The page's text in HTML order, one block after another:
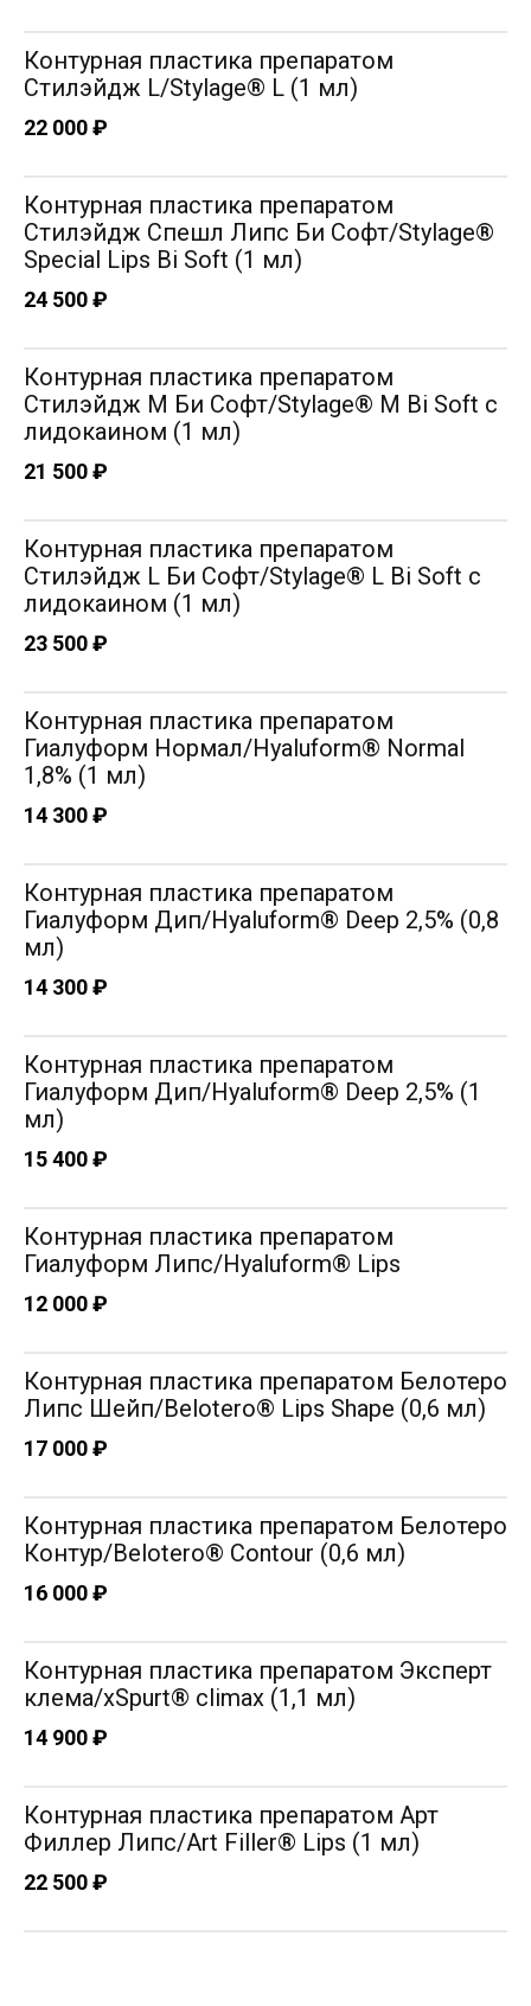
Контурная пластика препаратом
Стилэйдж L/Stylage® L (1 мл)
22 000 ₽
Контурная пластика препаратом
Стилэйдж Спешл Липс Би Софт/Stylage®
Special Lips Bi Soft (1 мл)
24 500 ₽
Контурная пластика препаратом
Стилэйдж M Би Софт/Stylage® M Bi Soft с
лидокаином (1 мл)
21 500 ₽
Контурная пластика препаратом
Стилэйдж L Би Софт/Stylage® L Bi Soft с
лидокаином (1 мл)
23 500 ₽
Контурная пластика препаратом
Гиалуформ Нормал/Hyaluform® Normal
1,8% (1 мл)
14 300 ₽
Контурная пластика препаратом
Гиалуформ Дип/Hyaluform® Deep 2,5% (0,8
мл)
14 300 ₽
Контурная пластика препаратом
Гиалуформ Дип/Hyaluform® Deep 2,5% (1
мл)
15 400 ₽
Контурная пластика препаратом
Гиалуформ Липс/Hyaluform® Lips
12 000 ₽
Контурная пластика препаратом Белотеро
Липс Шейп/Belotero® Lips Shape (0,6 мл)
17 000 ₽
Контурная пластика препаратом Белотеро
Контур/Belotero® Contour (0,6 мл)
16 000 ₽
Контурная пластика препаратом Эксперт
клема/xSpurt® climax (1,1 мл)
14 900 ₽
Контурная пластика препаратом Арт
Филлер Липс/Art Filler® Lips (1 мл)
22 500 ₽
Шацукевич Софья Александровна
Опыт работы: 15 лет
Шепилева Татьяна Николавевна
Опыт работы: 10 лет